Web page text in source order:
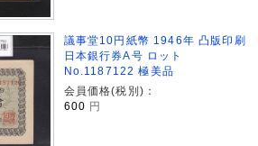
議事堂10円紙幣 1946年 凸版印刷
日本銀行券A号 ロット
No.1187122 極美品
会員価格(税別)：
600 円